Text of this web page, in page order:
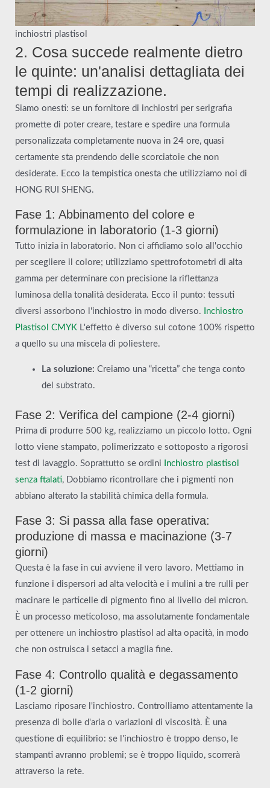
inchiostri plastisol
2. Cosa succede realmente dietro
le quinte: un'analisi dettagliata dei
tempi di realizzazione.
Siamo onesti: se un fornitore di inchiostri per serigrafia
promette di poter creare, testare e spedire una formula
personalizzata completamente nuova in 24 ore, quasi
certamente sta prendendo delle scorciatoie che non
desiderate. Ecco la tempistica onesta che utilizziamo noi di
HONG RUI SHENG.
Fase 1: Abbinamento del colore e
formulazione in laboratorio (1-3 giorni)
Tutto inizia in laboratorio. Non ci affidiamo solo all'occhio
per scegliere il colore; utilizziamo spettrofotometri di alta
gamma per determinare con precisione la riflettanza
luminosa della tonalità desiderata. Ecco il punto: tessuti
diversi assorbono l'inchiostro in modo diverso.
Inchiostro
Plastisol CMYK L'effetto è diverso sul cotone 100% rispetto
a quello su una miscela di poliestere.
La soluzione: Creiamo una “ricetta” che tenga conto
del substrato.
Fase 2: Verifica del campione (2-4 giorni)
Prima di produrre 500 kg, realizziamo un piccolo lotto. Ogni
lotto viene stampato, polimerizzato e sottoposto a rigorosi
test di lavaggio. Soprattutto se ordini
Inchiostro plastisol
senza ftalati, Dobbiamo ricontrollare che i pigmenti non
abbiano alterato la stabilità chimica della formula.
Fase 3: Si passa alla fase operativa:
produzione di massa e macinazione (3-7
giorni)
Questa è la fase in cui avviene il vero lavoro. Mettiamo in
funzione i dispersori ad alta velocità e i mulini a tre rulli per
macinare le particelle di pigmento fino al livello del micron.
È un processo meticoloso, ma assolutamente fondamentale
per ottenere un inchiostro plastisol ad alta opacità, in modo
che non ostruisca i setacci a maglia fine.
Fase 4: Controllo qualità e degassamento
(1-2 giorni)
Lasciamo riposare l'inchiostro. Controlliamo attentamente la
presenza di bolle d'aria o variazioni di viscosità. È una
questione di equilibrio: se l'inchiostro è troppo denso, le
stampanti avranno problemi; se è troppo liquido, scorrerà
attraverso la rete.